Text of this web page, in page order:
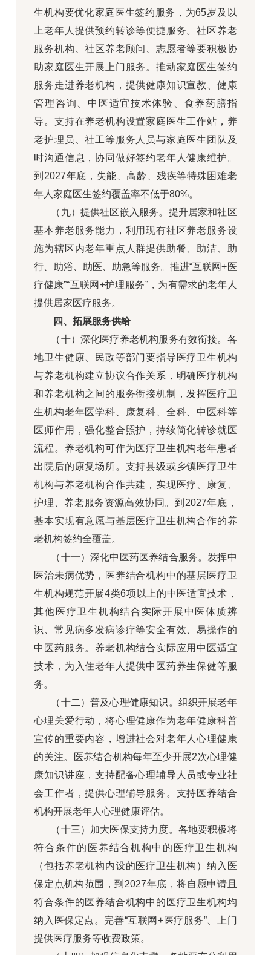
生机构要优化家庭医生签约服务，为65岁及以
上老年人提供预约转诊等便捷服务。社区养老
服务机构、社区养老顾问、志愿者等要积极协
助家庭医生开展上门服务。推动家庭医生签约
服务走进养老机构，提供健康知识宣教、健康
管理咨询、中医适宜技术体验、食养药膳指
导。支持在养老机构设置家庭医生工作站，养
老护理员、社工等服务人员与家庭医生团队及
时沟通信息，协同做好签约老年人健康维护。
到2027年底，失能、高龄、残疾等特殊困难老
年人家庭医生签约覆盖率不低于80%。
（九）提供社区嵌入服务。提升居家和社区
基本养老服务能力，利用现有社区养老服务设
施为辖区内老年重点人群提供助餐、助洁、助
行、助浴、助医、助急等服务。推进“互联网+医
疗健康”“互联网+护理服务”，为有需求的老年人
提供居家医疗服务。
四、拓展服务供给
（十）深化医疗养老机构服务有效衔接。各
地卫生健康、民政等部门要指导医疗卫生机构
与养老机构建立协议合作关系，明确医疗机构
和养老机构之间的服务衔接机制，发挥医疗卫
生机构老年医学科、康复科、全科、中医科等
医师作用，强化整合照护，持续简化转诊就医
流程。养老机构可作为医疗卫生机构老年患者
出院后的康复场所。支持县级或乡镇医疗卫生
机构与养老机构合作共建，实现医疗、康复、
护理、养老服务资源高效协同。到2027年底，
基本实现有意愿与基层医疗卫生机构合作的养
老机构签约全覆盖。
（十一）深化中医药医养结合服务。发挥中
医治未病优势，医养结合机构中的基层医疗卫
生机构规范开展4类6项以上的中医适宜技术，
其他医疗卫生机构结合实际开展中医体质辨
识、常见病多发病诊疗等安全有效、易操作的
中医药服务。养老机构结合实际应用中医适宜
技术，为入住老年人提供中医药养生保健等服
务。
（十二）普及心理健康知识。组织开展老年
心理关爱行动，将心理健康作为老年健康科普
宣传的重要内容，增进社会对老年人心理健康
的关注。医养结合机构每年至少开展2次心理健
康知识讲座，支持配备心理辅导人员或专业社
会工作者，提供心理辅导服务。支持医养结合
机构开展老年人心理健康评估。
（十三）加大医保支持力度。各地要积极将
符合条件的医养结合机构中的医疗卫生机构
（包括养老机构内设的医疗卫生机构）纳入医
保定点机构范围，到2027年底，将自愿申请且
符合条件的医养结合机构中的医疗卫生机构均
纳入医保定点。完善“互联网+医疗服务”、上门
提供医疗服务等收费政策。